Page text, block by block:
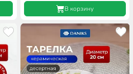
В корзину